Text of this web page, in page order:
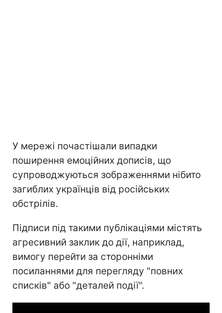
У мережі почастішали випадки
поширення емоційних дописів, що
супроводжуються зображеннями нібито
загиблих українців від російських
обстрілів.
Підписи під такими публікаціями містять
агресивний заклик до дії, наприклад,
вимогу перейти за сторонніми
посиланнями для перегляду "повних
списків" або "деталей події".